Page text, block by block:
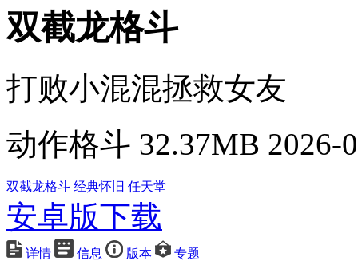
双截龙格斗
打败小混混拯救女友
动作格斗 32.37MB 2026-
双截龙格斗 经典怀旧 任天堂
安卓版下载
详情 信息 版本 专题